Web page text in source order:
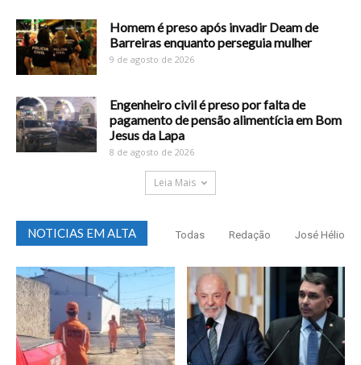
Homem é preso após invadir Deam de
Barreiras enquanto perseguia mulher
9 de agosto de 2026
Engenheiro civil é preso por falta de
pagamento de pensão alimentícia em Bom
Jesus da Lapa
8 de agosto de 2026
Leia Mais
NOTICIAS EM ALTA Todas Redação José Hélio